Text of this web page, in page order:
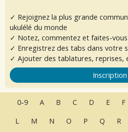
✓ Rejoignez la plus grande
ukulélé du monde
✓ Notez, commentez et faites-
✓ Enregistrez des tabs dans votre
✓ Ajouter des tablatures, reprises,
Inscription
0-9 A B C D E F
L
M N O P Q R